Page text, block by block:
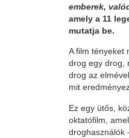
emberek,
amely a 11
mutatja be.
A film tényeket
drog egy drog,
drog az
mit
Ez egy ütős,
oktatófilm,
droghasználók